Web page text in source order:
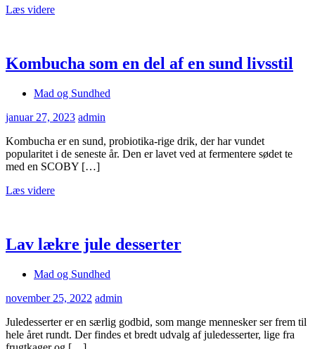
Læs videre
Kombucha som en del af en sund livsstil
Mad og Sundhed
januar 27, 2023 admin
Kombucha er en sund, probiotika-rige drik, der har vundet
popularitet i de seneste år. Den er lavet ved at fermentere sødet te
med en SCOBY […]
Læs videre
Lav lækre jule desserter
Mad og Sundhed
november 25, 2022 admin
Juledesserter er en særlig godbid, som mange mennesker ser frem til
hele året rundt. Der findes et bredt udvalg af juledesserter, lige fra